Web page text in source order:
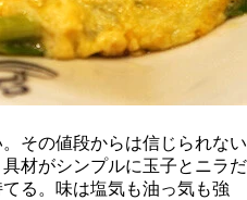
その値段からは信じられない
材がシンプルに玉子とニラだ
る。味は塩気も油っ気も強